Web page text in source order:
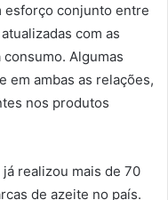
esforço conjunto entre
com as
Algumas
em ambas as relações,
nos produtos
realizou mais de 70
de azeite no país.